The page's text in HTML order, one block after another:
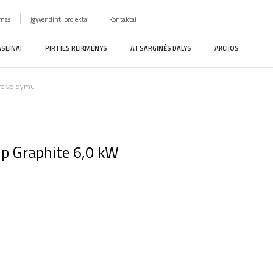
Įgyvendinti projektai Kontaktai
PIRTIES REIKMENYS ATSARGINĖS DALYS AKCIJOS
valdymu
Graphite 6,0 kW